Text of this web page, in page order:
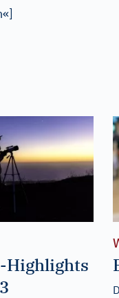
]
Highlights